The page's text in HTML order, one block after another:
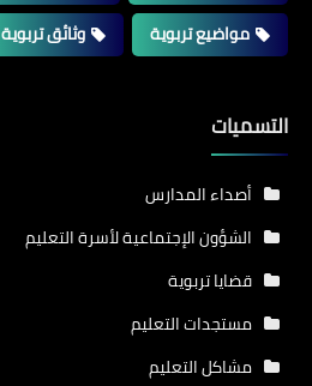
مواضيع تربوية
وثائق تربوية
التسميات
أصداء المدارس
الشؤون الإجتماعية لأسرة التعليم
قضايا تربوية
مستجدات التعليم
مشاكل التعليم